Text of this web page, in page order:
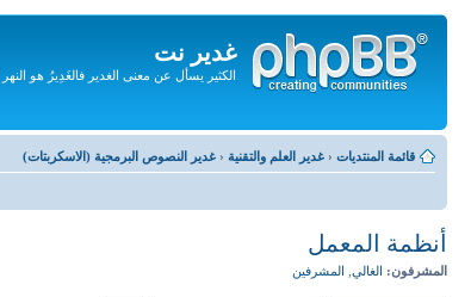
غدير نت
الكثير يسأل عن معنى الغدير فالغَدِيرُ هو النهر
المحتويات
قائمة المنتديات ‹ غدير العلم والتقنية ‹ غدير النصوص البرمجية (الاسكربتات)
أنظمة المعمل
المشرفون: الغالي المشرفين